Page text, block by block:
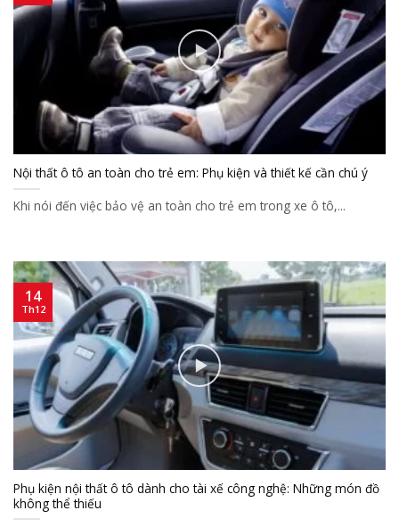
Nội thất ô tô an toàn cho trẻ em: Phụ kiện và thiết kế cần chú ý
Khi nói đến việc bảo vệ an toàn cho trẻ em trong xe ô tô,...
Phụ kiện nội thất ô tô dành cho tài xế công nghệ: Những món đồ
không thể thiếu
14
Th12